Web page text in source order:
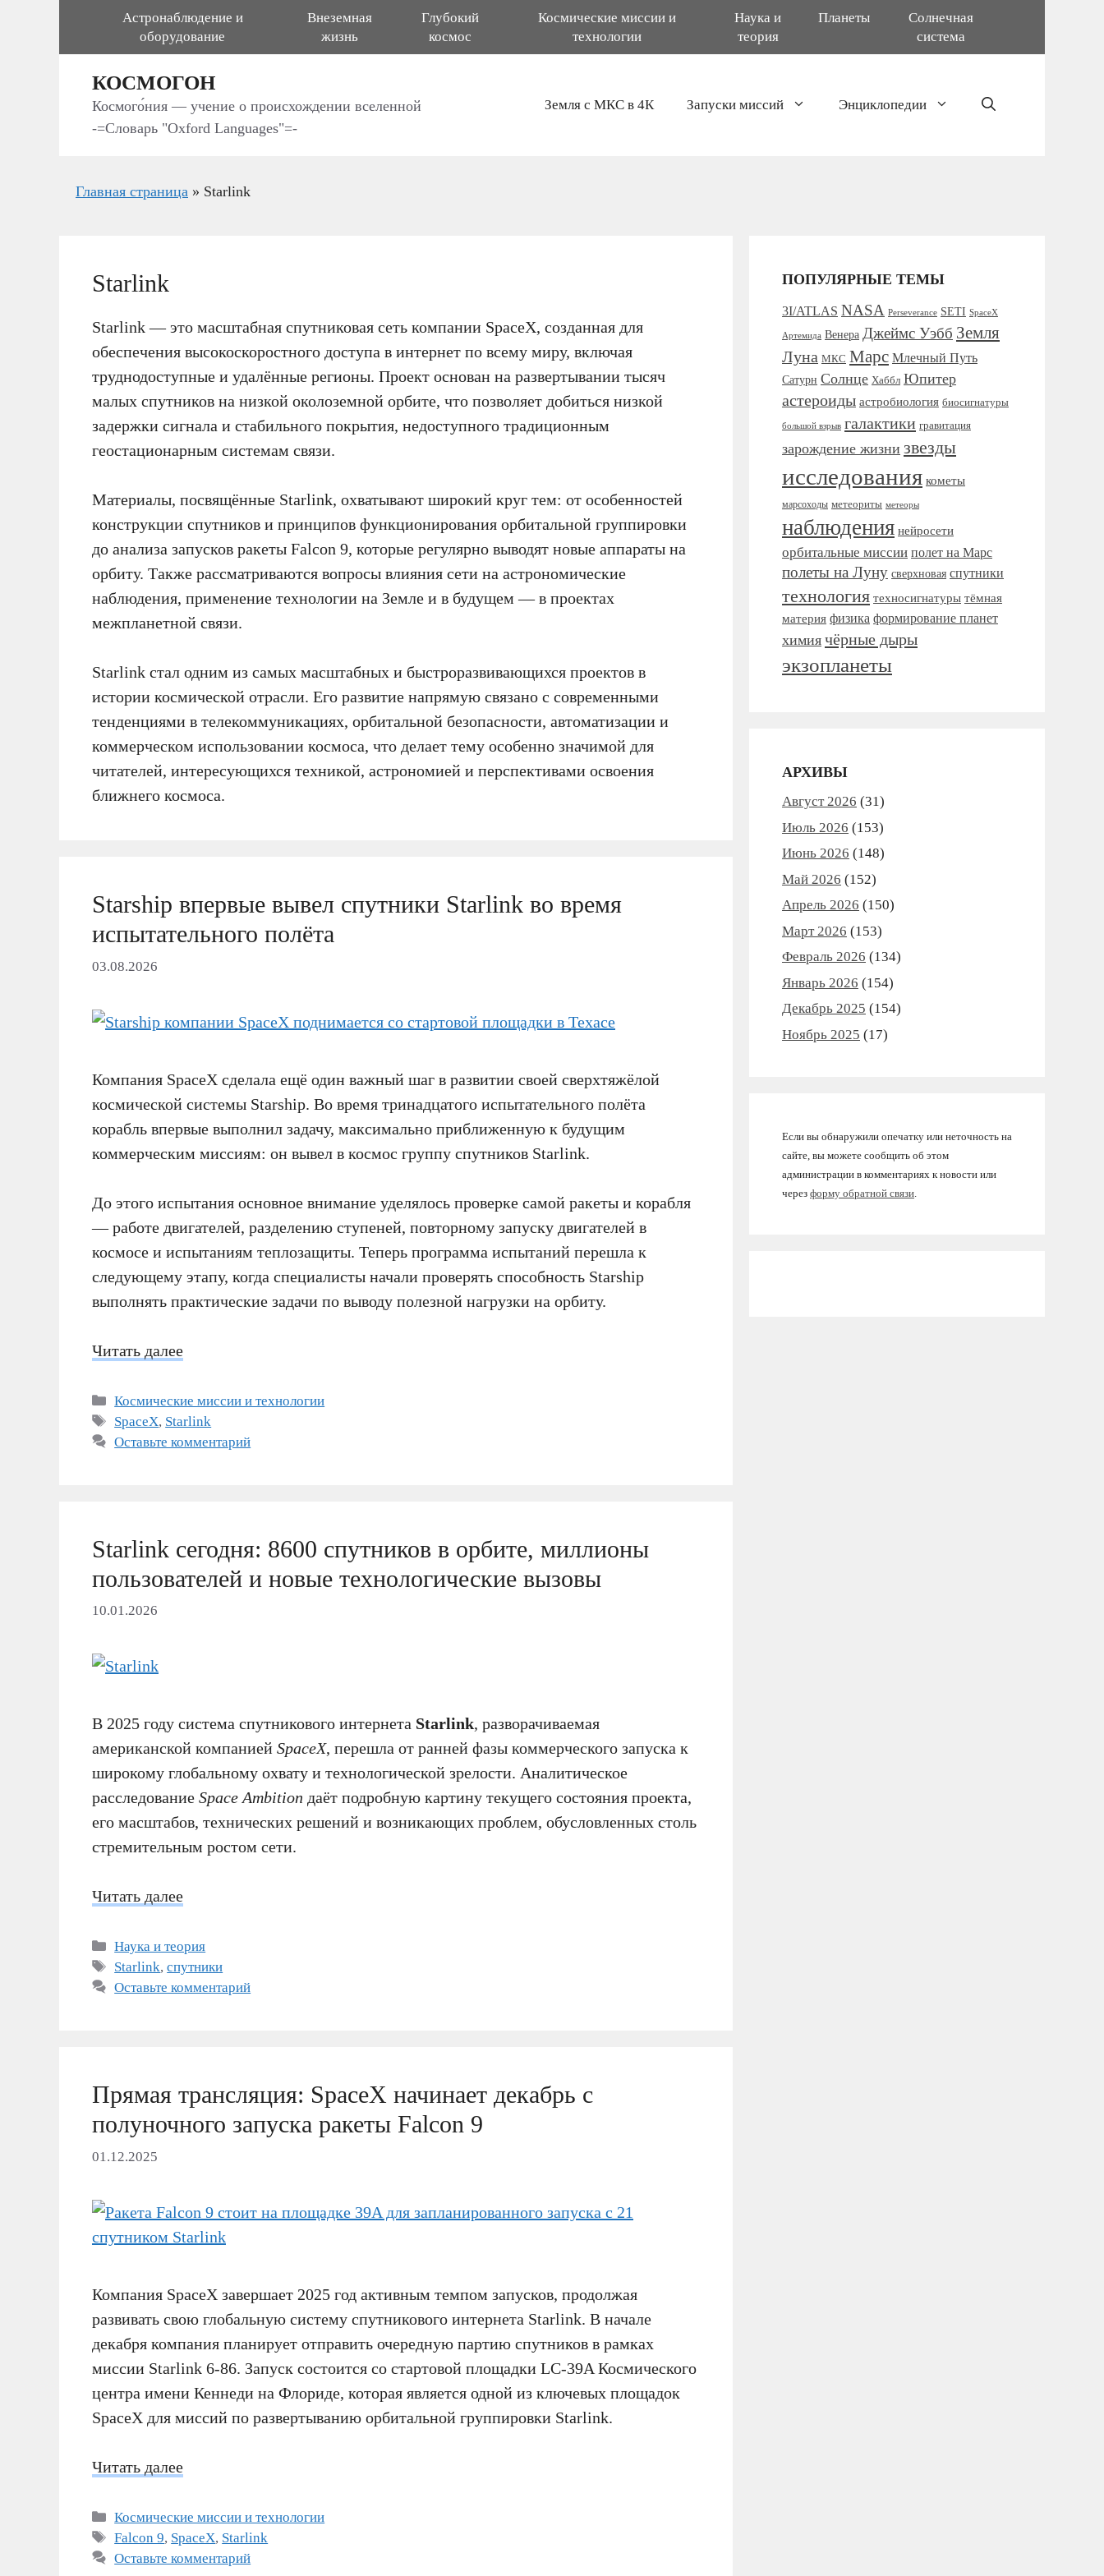
Астронаблюдение и
оборудование
Внеземная
жизнь
Глубокий
космос
Космические миссии и
технологии
Наука и
теория
Планеты
Солнечная
система
КОСМОГОН
Космого́ния — учение о происхождении вселенной
-=Словарь "Oxford Languages"=-
Земля с МКС в 4К Запуски миссий Энциклопедии
Главная страница » Starlink
Starlink
Starlink — это масштабная спутниковая сеть компании SpaceX, созданная для
обеспечения высокоскоростного доступа в интернет по всему миру, включая
труднодоступные и удалённые регионы. Проект основан на развертывании тысяч
малых спутников на низкой околоземной орбите, что позволяет добиться низкой
задержки сигнала и стабильного покрытия, недоступного традиционным
геостационарным системам связи.
Материалы, посвящённые Starlink, охватывают широкий круг тем: от особенностей
конструкции спутников и принципов функционирования орбитальной группировки
до анализа запусков ракеты Falcon 9, которые регулярно выводят новые аппараты на
орбиту. Также рассматриваются вопросы влияния сети на астрономические
наблюдения, применение технологии на Земле и в будущем — в проектах
межпланетной связи.
Starlink стал одним из самых масштабных и быстроразвивающихся проектов в
истории космической отрасли. Его развитие напрямую связано с современными
тенденциями в телекоммуникациях, орбитальной безопасности, автоматизации и
коммерческом использовании космоса, что делает тему особенно значимой для
читателей, интересующихся техникой, астрономией и перспективами освоения
ближнего космоса.
Starship впервые вывел спутники Starlink во время
испытательного полёта
03.08.2026
Компания SpaceX сделала ещё один важный шаг в развитии своей сверхтяжёлой
космической системы Starship. Во время тринадцатого испытательного полёта
корабль впервые выполнил задачу, максимально приближенную к будущим
коммерческим миссиям: он вывел в космос группу спутников Starlink.
До этого испытания основное внимание уделялось проверке самой ракеты и корабля
— работе двигателей, разделению ступеней, повторному запуску двигателей в
космосе и испытаниям теплозащиты. Теперь программа испытаний перешла к
следующему этапу, когда специалисты начали проверять способность Starship
выполнять практические задачи по выводу полезной нагрузки на орбиту.
Читать далее
Рубрики
Космические миссии и технологии
Метки
SpaceX, Starlink
Оставьте комментарий
Starlink сегодня: 8600 спутников в орбите, миллионы
пользователей и новые технологические вызовы
10.01.2026
В 2025 году система спутникового интернета Starlink, разворачиваемая
американской компанией SpaceX, перешла от ранней фазы коммерческого запуска к
широкому глобальному охвату и технологической зрелости. Аналитическое
расследование Space Ambition даёт подробную картину текущего состояния проекта,
его масштабов, технических решений и возникающих проблем, обусловленных столь
стремительным ростом сети.
Читать далее
Рубрики
Наука и теория
Метки
Starlink,спутники
Оставьте комментарий
Прямая трансляция: SpaceX начинает декабрь с
полуночного запуска ракеты Falcon 9
01.12.2025
Компания SpaceX завершает 2025 год активным темпом запусков, продолжая
развивать свою глобальную систему спутникового интернета Starlink. В начале
декабря компания планирует отправить очередную партию спутников в рамках
миссии Starlink 6-86. Запуск состоится со стартовой площадки LC-39A Космического
центра имени Кеннеди на Флориде, которая является одной из ключевых площадок
SpaceX для миссий по развертыванию орбитальной группировки Starlink.
Читать далее
Рубрики
Космические миссии и технологии
Метки
Falcon 9, SpaceX, Starlink
Оставьте комментарий
ПОПУЛЯРНЫЕ ТЕМЫ
3I/ATLAS NASA Perseverance SETI SpaceX
Артемида Венера Джеймс Уэбб Земля
Луна МКС Марс Млечный Путь
Сатурн Солнце Хаббл Юпитер
астероиды астробиология биосигнатуры
большой взрыв галактики гравитация
зарождение жизни звезды
исследования кометы
марсоходы метеориты метеоры
наблюдения нейросети
орбитальные миссии полет на Марс
полеты на Луну сверхновая спутники
технология техносигнатуры тёмная
материя физика формирование планет
химия чёрные дыры
экзопланеты
АРХИВЫ
Август 2026 (31)
Июль 2026 (153)
Июнь 2026 (148)
Май 2026 (152)
Апрель 2026 (150)
Март 2026 (153)
Февраль 2026 (134)
Январь 2026 (154)
Декабрь 2025 (154)
Ноябрь 2025 (17)
Если вы обнаружили опечатку или неточность на
сайте, вы можете сообщить об этом
администрации в комментариях к новости или
через форму обратной связи